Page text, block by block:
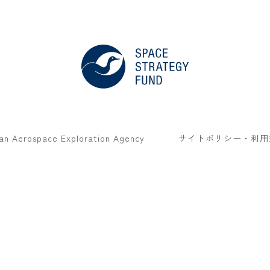
Aerospace Exploration Agency サイトポリシー・利